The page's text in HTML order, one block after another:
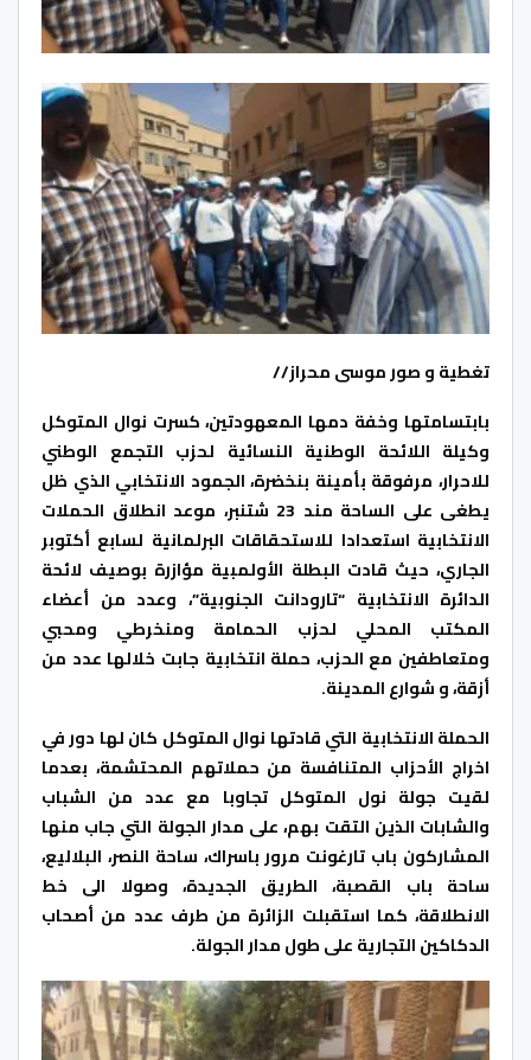
تغطية و صور موسى محراز//
بابتسامتها وخفة دمها المعهودتين، كسرت نوال المتوكل
وكيلة اللائحة الوطنية النسائية لحزب التجمع الوطني
للاحرار، مرفوقة بأمينة بنخضرة، الجمود الانتخابي الذي ظل
يطغى على الساحة مند 23 شتنبر، موعد انطلاق الحملات
الانتخابية استعدادا للاستحقاقات البرلمانية لسابع أكتوبر
الجاري، حيث قادت البطلة الأولمبية مؤازرة بوصيف لائحة
الدائرة الانتخابية “تارودانت الجنوبية”، وعدد من أعضاء
المكتب المحلي لحزب الحمامة ومنخرطي ومحبي
ومتعاطفين مع الحزب، حملة انتخابية جابت خلالها عدد من
أزقة، و شوارع المدينة.
الحملة الانتخابية التي قادتها نوال المتوكل كان لها دور في
اخراج الأحزاب المتنافسة من حملاتهم المحتشمة، بعدما
لقيت جولة نول المتوكل تجاوبا مع عدد من الشباب
والشابات الذين التقت بهم، على مدار الجولة التي جاب منها
المشاركون باب تارغونت مرور باسراك، ساحة النصر، البلاليع،
ساحة باب القصبة، الطريق الجديدة، وصولا الى خط
الانطلاقة، كما استقبلت الزائرة من طرف عدد من أصحاب
الدكاكين التجارية على طول مدار الجولة.